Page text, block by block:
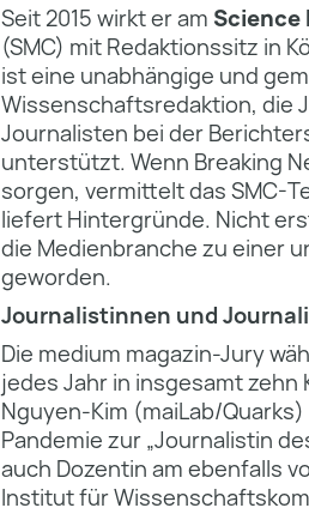
Seit 2015 wirkt er am Science
(SMC) mit Redaktionssitz in
ist eine unabhängige und
Wissenschaftsredaktion, die
Journalisten bei der
unterstützt. Wenn Breaking
sorgen, vermittelt das SMC-
liefert Hintergründe. Nicht
die Medienbranche zu einer
geworden.
Journalistinnen und
Die medium magazin-Jury
jedes Jahr in insgesamt
Nguyen-Kim (maiLab/
Pandemie zur „Journalistin
auch Dozentin am ebenfalls
Institut für